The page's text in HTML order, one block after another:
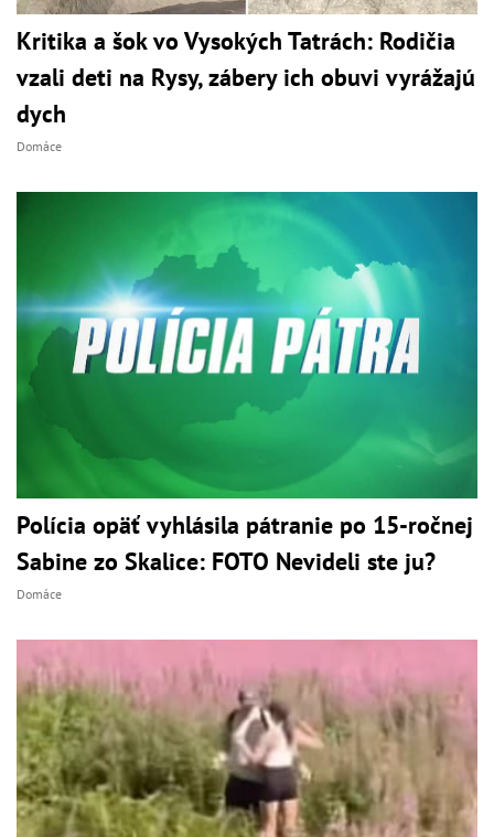
Kritika a šok vo Vysokých Tatrách: Rodičia
vzali deti na Rysy, zábery ich obuvi vyrážajú
dych
Domáce
Polícia opäť vyhlásila pátranie po 15-ročnej
Sabine zo Skalice: FOTO Nevideli ste ju?
Domáce